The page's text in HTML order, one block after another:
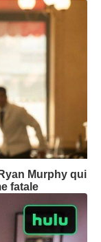
Murphy qui
fatale